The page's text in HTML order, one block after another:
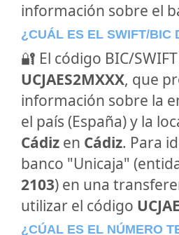
información sobre el
¿CUÁL ES EL SWIFT/BIC
🔐 El código BIC/
UCJAES2MXXX, que
información sobre la
el país (España) y la
Cádiz en Cádiz. Para
banco "Unicaja"
2103) en una
utilizar el código
¿CÚAL ES EL NÚMERO